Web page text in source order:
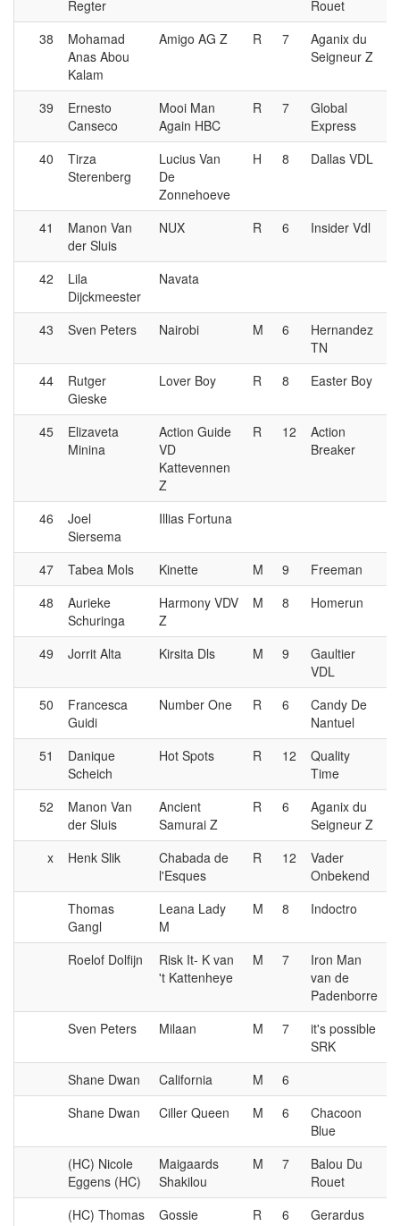
Regter
Rouet
38
Mohamad
Anas Abou
Kalam
Amigo AG Z R 7
Aganix du
Seigneur Z
39
Ernesto
Canseco
Mooi Man
Again HBC
R 7
Global
Express
40
Tirza
Sterenberg
Lucius Van
De
Zonnehoeve
H 8 Dallas VDL
41
Manon Van
der Sluis
NUX R 6 Insider Vdl
42
Lila
Dijckmeester
Navata
43 Sven Peters Nairobi M 6
Hernandez
TN
44
Rutger
Gieske
Lover Boy R 8 Easter Boy
45
Elizaveta
Minina
Action Guide
VD
Kattevennen
Z
R 12
Action
Breaker
46
Joel
Siersema
Illias Fortuna
47 Tabea Mols Kinette M 9 Freeman
48
Aurieke
Schuringa
Harmony VDV
Z
M 8 Homerun
49 Jorrit Alta Kirsita Dls M 9
Gaultier
VDL
50
Francesca
Guidi
Number One R 6
Candy De
Nantuel
51
Danique
Scheich
Hot Spots R 12
Quality
Time
52
Manon Van
der Sluis
Ancient
Samurai Z
R 6
Aganix du
Seigneur Z
x Henk Slik
Chabada de
l'Esques
R 12
Vader
Onbekend
Thomas
Gangl
Leana Lady
M
M 8 Indoctro
Roelof Dolfijn
Risk It- K van
't Kattenheye
M 7
Iron Man
van de
Padenborre
Sven Peters Milaan M 7
it's possible
SRK
Shane Dwan California M 6
Shane Dwan
Ciller Queen M 6
Chacoon
Blue
(HC) Nicole
Eggens (HC)
Maigaards
Shakilou
M 7
Balou Du
Rouet
(HC) Thomas
Gossie
R 6 Gerardus